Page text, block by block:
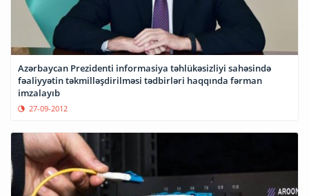
Azərbaycan Prezidenti informasiya təhlükəsizliyi sahəsində
fəaliyyətin təkmilləşdirilməsi tədbirləri haqqında fərman
imzalayıb
27-09-2012